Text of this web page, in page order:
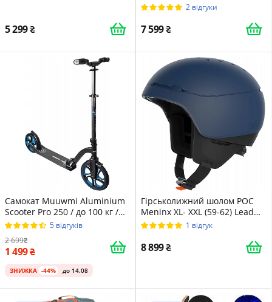
5 299
2 відгуки
7 599
Самокат Muuwmi Aluminium
Scooter Pro 250 / до 100 кг /
Синій
5 відгуків
2 699
1 499
ЗНИЖКА -44% до 14.08
Гірськолижний шолом POC
Meninx XL- XXL (59-62) Lead
Blue Matt 1 відгук
8 899